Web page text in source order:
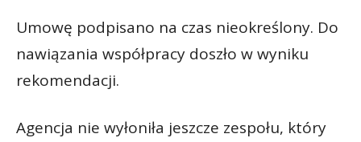
Umowę podpisano na czas nieokreślony. Do
nawiązania współpracy doszło w wyniku
rekomendacji.
Agencja nie wyłoniła jeszcze zespołu, który